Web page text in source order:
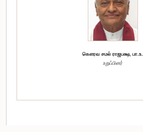
கௌரவ சமல் ராஜபக்ஷ, பா.உ.
உறுப்பினர்